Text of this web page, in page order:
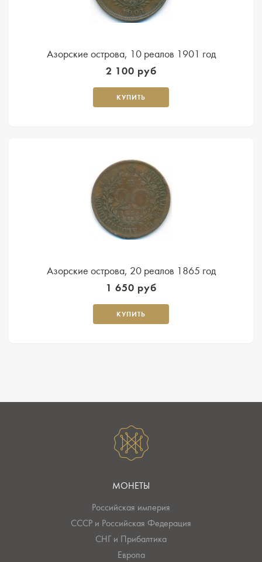
Азорские острова, 10 реалов 1901 год
2 100 руб
КУПИТЬ
Азорские острова, 20 реалов 1865 год
1 650 руб
КУПИТЬ
МОНЕТЫ
Российская империя
СССР и Российская Федерация
СНГ и Прибалтика
Европа